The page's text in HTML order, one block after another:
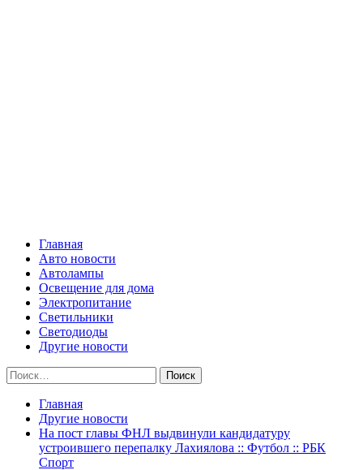
Главная
Авто новости
Автолампы
Освещение для дома
Электропитание
Светильники
Светодиоды
Другие новости
Найти:
Главная
Другие новости
На пост главы ФНЛ выдвинули кандидатуру
устроившего перепалку Лахиялова :: Футбол :: РБК
Спорт